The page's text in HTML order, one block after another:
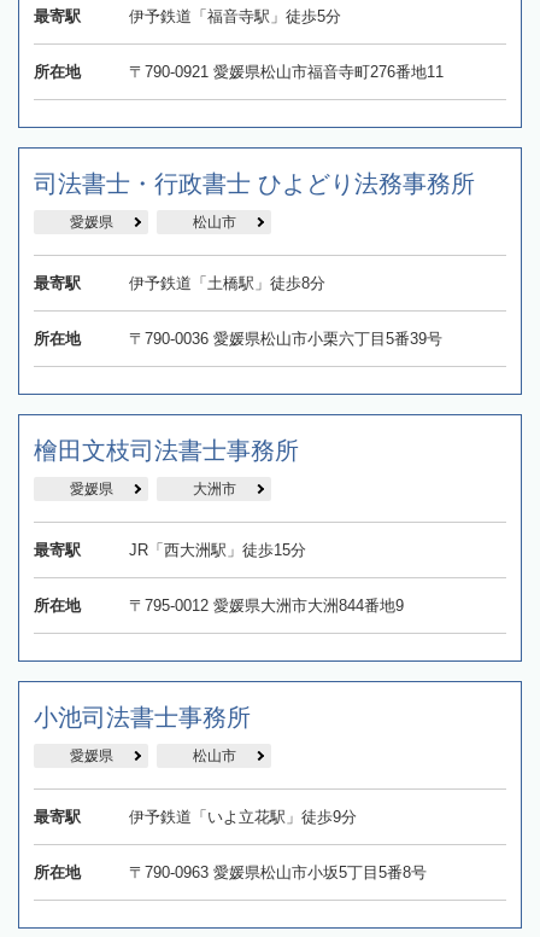
最寄駅 伊予鉄道「福音寺駅」徒歩5分
所在地 〒790-0921 愛媛県松山市福音寺町276番地11
司法書士・行政書士 ひよどり法務事務所
愛媛県 松山市
最寄駅 伊予鉄道「土橋駅」徒歩8分
所在地 〒790-0036 愛媛県松山市小栗六丁目5番39号
檜田文枝司法書士事務所
愛媛県 大洲市
最寄駅 JR「西大洲駅」徒歩15分
所在地 〒795-0012 愛媛県大洲市大洲844番地9
小池司法書士事務所
愛媛県 松山市
最寄駅 伊予鉄道「いよ立花駅」徒歩9分
所在地 〒790-0963 愛媛県松山市小坂5丁目5番8号